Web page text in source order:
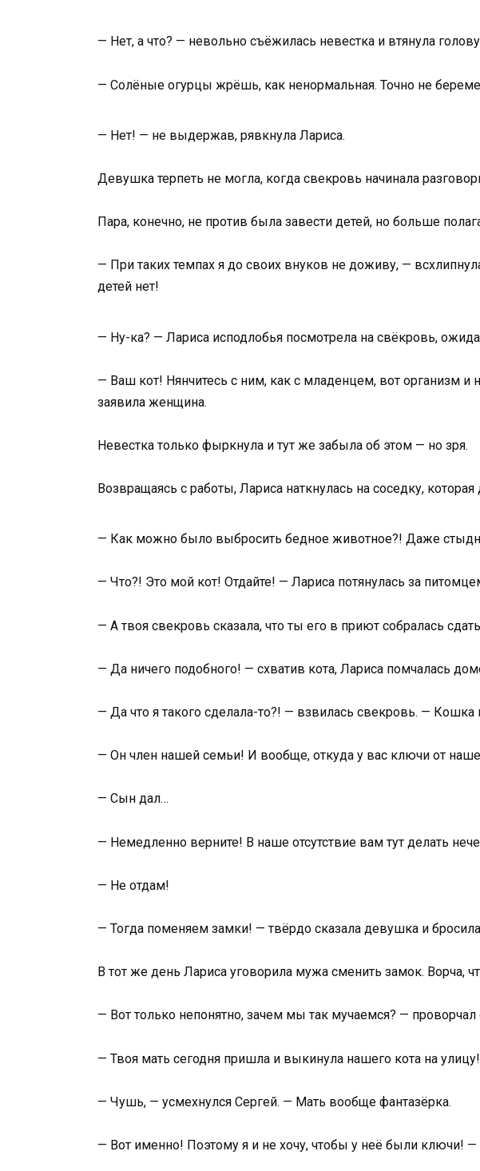
— Нет, а что? — невольно съёжилась невестка и втянула
— Солёные огурцы жрёшь, как ненормальная. Точно не
— Нет! — не выдержав, рявкнула Лариса.
Девушка терпеть не могла, когда свекровь начинала
Пара, конечно, не против была завести детей, но больше
— При таких темпах я до своих внуков не доживу, —
детей нет!
— Ну-ка? — Лариса исподлобья посмотрела на свёкровь,
— Ваш кот! Нянчитесь с ним, как с младенцем, вот организм
заявила женщина.
Невестка только фыркнула и тут же забыла об этом — но зря.
Возвращаясь с работы, Лариса наткнулась на соседку,
— Как можно было выбросить бедное животное?! Даже
— Что?! Это мой кот! Отдайте! — Лариса потянулась за
— А твоя свекровь сказала, что ты его в приют собралась
— Да ничего подобного! — схватив кота, Лариса помчалась
— Да что я такого сделала-то?! — взвилась свекровь. — Кошка
— Он член нашей семьи! И вообще, откуда у вас ключи от
— Сын дал…
— Немедленно верните! В наше отсутствие вам тут делать
— Не отдам!
— Тогда поменяем замки! — твёрдо сказала девушка и бросила
В тот же день Лариса уговорила мужа сменить замок. Ворча,
— Вот только непонятно, зачем мы так мучаемся? —
— Твоя мать сегодня пришла и выкинула нашего кота на
— Чушь, — усмехнулся Сергей. — Мать вообще фантазёрка.
— Вот именно! Поэтому я и не хочу, чтобы у неё были ключи!